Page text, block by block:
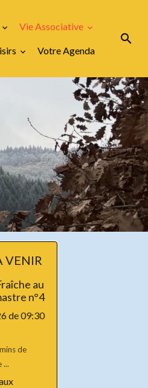
Vie Associative
Votre Agenda
VENIR
au
n°4
de 09:30
de